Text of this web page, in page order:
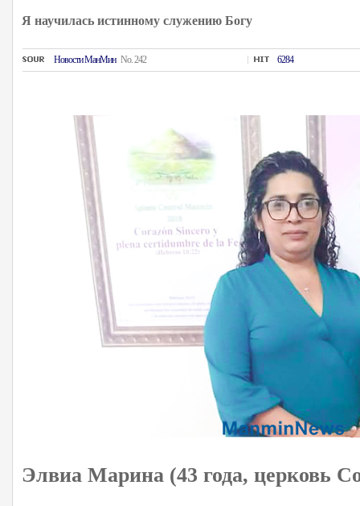
Я научилась истинному служению Богу
Hовости MанMинNo. 242 6284
Элвиа Марина (43 года, церковь